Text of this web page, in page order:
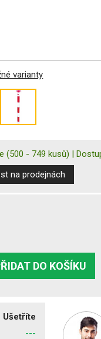
varianty
(500 - 749 kusů) |
na prodejnách
DO KOŠÍKU
Ušetříte
---